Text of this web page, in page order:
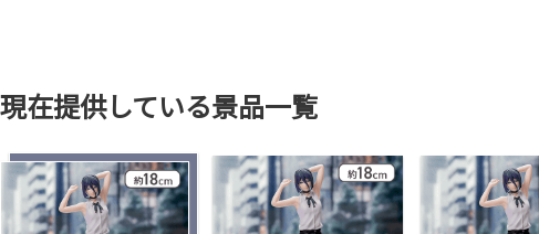
現在提供している景品一覧